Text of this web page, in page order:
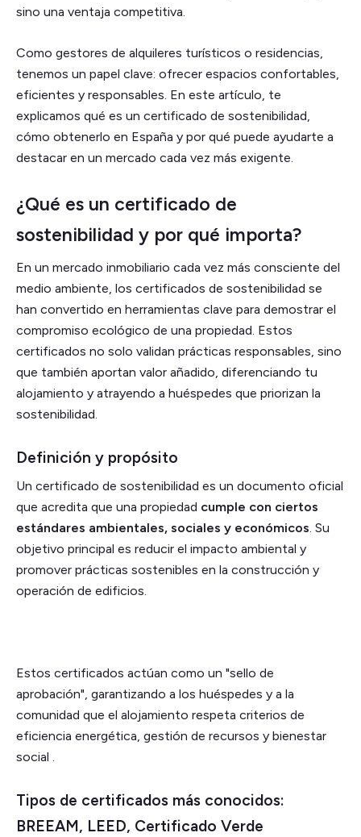
sino una ventaja competitiva.
Como gestores de alquileres turísticos o residencias,
tenemos un papel clave: ofrecer espacios confortables,
eficientes y responsables. En este artículo, te
explicamos qué es un certificado de sostenibilidad,
cómo obtenerlo en España y por qué puede ayudarte a
destacar en un mercado cada vez más exigente.
¿Qué es un certificado de
sostenibilidad y por qué importa?
En un mercado inmobiliario cada vez más consciente del
medio ambiente, los certificados de sostenibilidad se
han convertido en herramientas clave para demostrar el
compromiso ecológico de una propiedad. Estos
certificados no solo validan prácticas responsables, sino
que también aportan valor añadido, diferenciando tu
alojamiento y atrayendo a huéspedes que priorizan la
sostenibilidad.
Definición y propósito
Un certificado de sostenibilidad es un documento oficial
que acredita que una propiedad cumple con ciertos
estándares ambientales, sociales y económicos. Su
objetivo principal es reducir el impacto ambiental y
promover prácticas sostenibles en la construcción y
operación de edificios.
Estos certificados actúan como un "sello de
aprobación", garantizando a los huéspedes y a la
comunidad que el alojamiento respeta criterios de
eficiencia energética, gestión de recursos y bienestar
social .
Tipos de certificados más conocidos:
BREEAM, LEED, Certificado Verde